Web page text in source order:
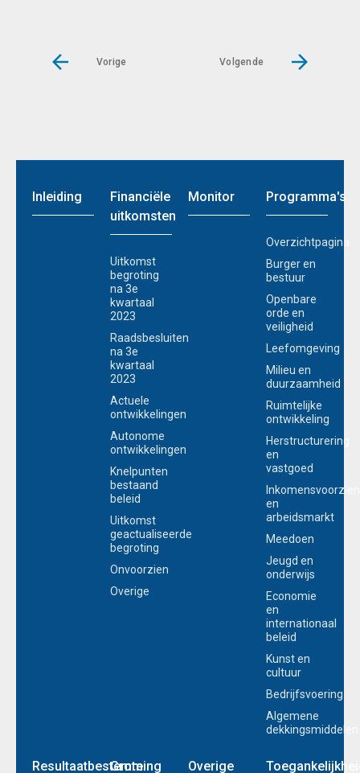
Vorige Volgende
Inleiding
Financiële
uitkomsten
Uitkomst
begroting
na 3e
kwartaal
2023
Raadsbesluiten
na 3e
kwartaal
2023
Actuele
ontwikkelingen
Autonome
ontwikkelingen
Knelpunten
bestaand
beleid
Uitkomst
geactualiseerde
begroting
Onvoorzien
Overige
Monitor Programma's
Overzichtpagina
Burger en
bestuur
Openbare
orde en
veiligheid
Leefomgeving
Milieu en
duurzaamheid
Ruimtelijke
ontwikkeling
Herstructurering
en
vastgoed
en
arbeidsmarkt
Meedoen
Jeugd en
onderwijs
Economie
en
internationaal
beleid
Kunst en
cultuur
Bedrijfsvoering
Algemene
dekkingsmiddelen
Resultaatbestemming
Grote Overige